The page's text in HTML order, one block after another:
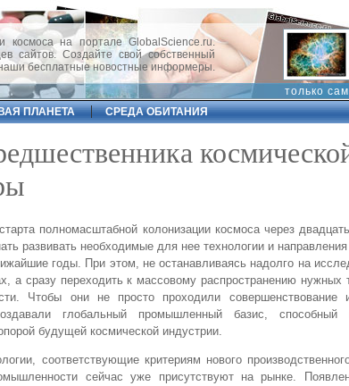
космоса на портале GlobalScience.ru.
сайтов. Создайте свой собственный
наши бесплатные новостные информеры.
только
ПЛАНЕТА СРЕДА ОБИТАНИЯ
полномасштабной колонизации космоса через
развивать необходимые для нее технологии и
годы. При этом, не останавливаясь надолго на
а сразу переходить к массовому распространению нужных
Чтобы они не просто проходили совершенствование
глобальный промышленный базис, способный
будущей космической индустрии.
соответствующие критериям нового
сейчас уже присутствуют на рынке.